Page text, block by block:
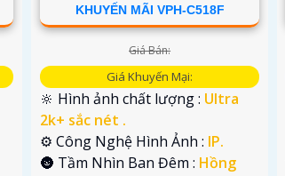
KHUYẾN MÃI VPH-C518F
Giá Bán:
Giá Khuyến Mại:
🔆 Hình ảnh chất lượng : Ultra
2k+ sắc nét .
⚙ Công Nghệ Hình Ảnh : IP.
🌚 Tầm Nhìn Ban Đêm : Hồng